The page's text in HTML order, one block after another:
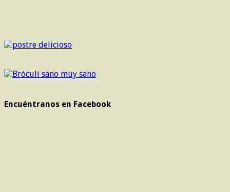
Encuéntranos en Facebook